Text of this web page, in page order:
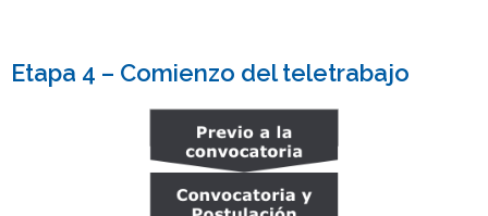
Etapa 4 – Comienzo del teletrabajo